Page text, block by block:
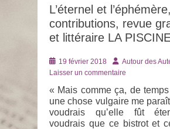
L’éternel et
contributions, revue
et littéraire LA
Posté
le
19 février 2018 AuteurAutour des
Laisser un commentaire
« Mais comme ça, de
une chose vulgaire me
voudrais qu’elle fût
voudrais que ce bistrot et